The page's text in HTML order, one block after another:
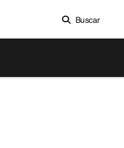
Buscar